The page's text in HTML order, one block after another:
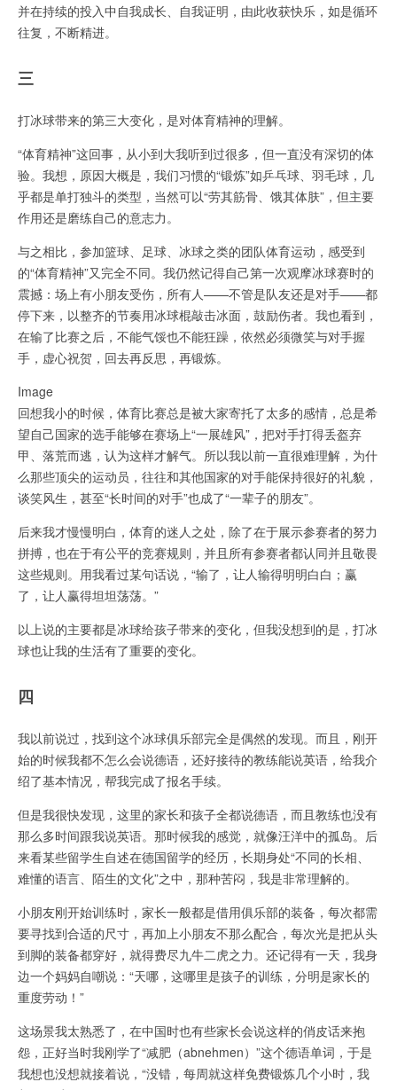
并在持续的投入中自我成长、自我证明，由此收获快乐，如是循环
往复，不断精进。
三
打冰球带来的第三大变化，是对体育精神的理解。
“体育精神”这回事，从小到大我听到过很多，但一直没有深切的体
验。我想，原因大概是，我们习惯的“锻炼”如乒乓球、羽毛球，几
乎都是单打独斗的类型，当然可以“劳其筋骨、饿其体肤”，但主要
作用还是磨练自己的意志力。
与之相比，参加篮球、足球、冰球之类的团队体育运动，感受到
的“体育精神”又完全不同。我仍然记得自己第一次观摩冰球赛时的
震撼：场上有小朋友受伤，所有人——不管是队友还是对手——都
停下来，以整齐的节奏用冰球棍敲击冰面，鼓励伤者。我也看到，
在输了比赛之后，不能气馁也不能狂躁，依然必须微笑与对手握
手，虚心祝贺，回去再反思，再锻炼。
Image
回想我小的时候，体育比赛总是被大家寄托了太多的感情，总是希
望自己国家的选手能够在赛场上“一展雄风”，把对手打得丢盔弃
甲、落荒而逃，认为这样才解气。所以我以前一直很难理解，为什
么那些顶尖的运动员，往往和其他国家的对手能保持很好的礼貌，
谈笑风生，甚至“长时间的对手”也成了“一辈子的朋友”。
后来我才慢慢明白，体育的迷人之处，除了在于展示参赛者的努力
拼搏，也在于有公平的竞赛规则，并且所有参赛者都认同并且敬畏
这些规则。用我看过某句话说，“输了，让人输得明明白白；赢
了，让人赢得坦坦荡荡。”
以上说的主要都是冰球给孩子带来的变化，但我没想到的是，打冰
球也让我的生活有了重要的变化。
四
我以前说过，找到这个冰球俱乐部完全是偶然的发现。而且，刚开
始的时候我都不怎么会说德语，还好接待的教练能说英语，给我介
绍了基本情况，帮我完成了报名手续。
但是我很快发现，这里的家长和孩子全都说德语，而且教练也没有
那么多时间跟我说英语。那时候我的感觉，就像汪洋中的孤岛。后
来看某些留学生自述在德国留学的经历，长期身处“不同的长相、
难懂的语言、陌生的文化”之中，那种苦闷，我是非常理解的。
小朋友刚开始训练时，家长一般都是借用俱乐部的装备，每次都需
要寻找到合适的尺寸，再加上小朋友不那么配合，每次光是把从头
到脚的装备都穿好，就得费尽九牛二虎之力。还记得有一天，我身
边一个妈妈自嘲说：“天哪，这哪里是孩子的训练，分明是家长的
重度劳动！”
这场景我太熟悉了，在中国时也有些家长会说这样的俏皮话来抱
怨，正好当时我刚学了“减肥（abnehmen）”这个德语单词，于是
我想也没想就接着说，“没错，每周就这样免费锻炼几个小时，我